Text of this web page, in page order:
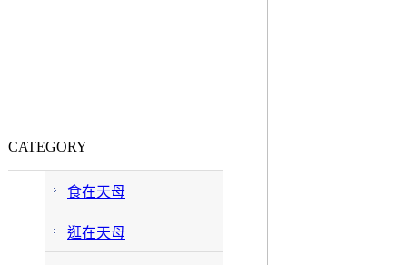
CATEGORY
食在天母
逛在天母